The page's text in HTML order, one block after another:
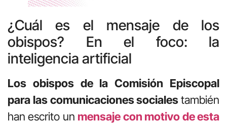
¿Cuál es el mensaje de los
obispos? En el foco: la
inteligencia artificial
Los obispos de la Comisión Episcopal
para las comunicaciones socialestambién
han escrito un mensaje con motivo de esta